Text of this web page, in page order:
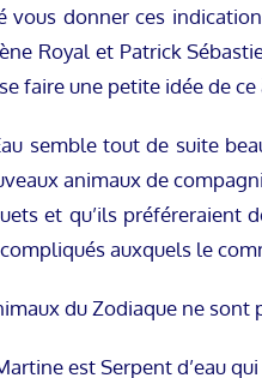
vous donner ces
Royal et Patrick
faire une petite idée de
semble tout de suite
animaux de
et qu’ils préféreraient
auxquels le
du Zodiaque ne sont
est Serpent d’eau